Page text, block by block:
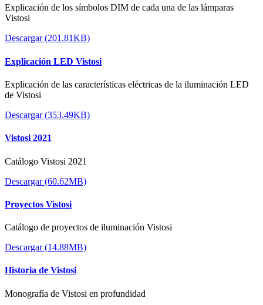
Explicación de los símbolos DIM de cada una de las lámparas
Vistosi
Descargar (201.81KB)
Explicación LED Vistosi
Explicación de las características eléctricas de la iluminación LED
de Vistosi
Descargar (353.49KB)
Vistosi 2021
Catálogo Vistosi 2021
Descargar (60.62MB)
Proyectos Vistosi
Catálogo de proyectos de iluminación Vistosi
Descargar (14.88MB)
Historia de Vistosi
Monografía de Vistosi en profundidad